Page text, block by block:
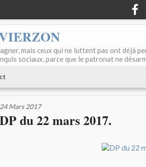
mais ceux qui ne luttent pas ont déjà
sociaux, parce que le patronat ne
24 Mars 2017
DP du 22 mars 2017.